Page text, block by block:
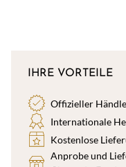
IHRE VORTEILE
Offizieller
Internationale
Kostenlose
Anprobe und